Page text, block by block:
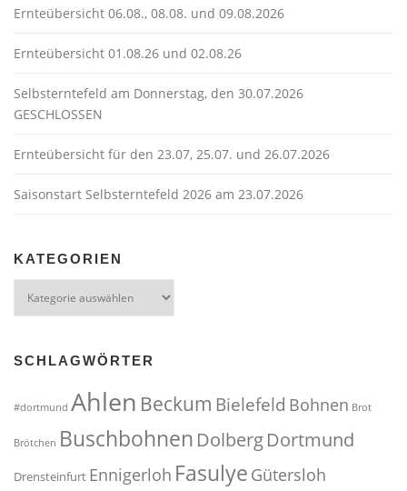
Ernteübersicht 06.08., 08.08. und 09.08.2026
Ernteübersicht 01.08.26 und 02.08.26
Selbsterntefeld am Donnerstag, den 30.07.2026
GESCHLOSSEN
Ernteübersicht für den 23.07, 25.07. und 26.07.2026
Saisonstart Selbsterntefeld 2026 am 23.07.2026
KATEGORIEN
SCHLAGWÖRTER
#dortmund Ahlen Beckum Bielefeld Bohnen Brot
Brötchen Buschbohnen DolbergDortmund
Drensteinfurt Ennigerloh Fasulye Gütersloh